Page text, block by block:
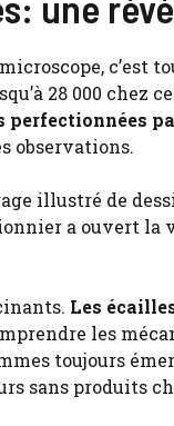
c’est
28 000 chez
perfectionnées
observations.
illustré de
a ouvert la
Les
les
toujours
sans produits